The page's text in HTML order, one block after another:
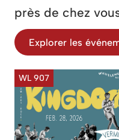
près de chez
Explorer les
WL 907